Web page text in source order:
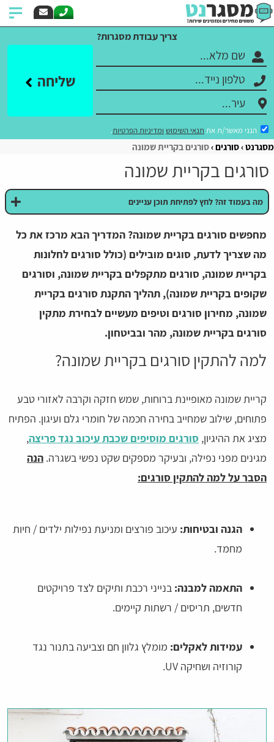
צריך עבודת מסגרות?
שליחה
הנני מאשר/ת את תנאי השימוש ומדיניות הפרטיות.
מסגרנט סורגים סורגים בקריית שמונה
סורגים בקריית שמונה
מה בעמוד זה? לחץ לפתיחת תוכן עניינים
מחפשים סורגים בקריית שמונה? המדריך הבא מרכז את כל
מה שצריך לדעת, סוגים מובילים (כולל סורגים לחלונות
בקריית שמונה, סורגים מתקפלים בקריית שמונה, וסורגים
שקופים בקריית שמונה), תהליך התקנת סורגים בקריית
שמונה, מחירון סורגים וטיפים מעשיים לבחירת מתקין
סורגים בקריית שמונה, מהר ובביטחון.
למה להתקין סורגים בקריית שמונה?
קריית שמונה מאופיינת ברוחות, שמש חזקה וקרבה לאזורי טבע
פתוחים, שילוב שמחייב בחירה חכמה של חומרי גלם ועיגון. הפתיח
מציג את ההיגיון, סורגים מוסיפים שכבת עיכוב נגד פריצה,
מגינים מפני נפילה, ובעיקר מספקים שקט נפשי בשגרה. הנה
הסבר על למה להתקין סורגים:
הגנה ובטיחות: עיכוב פורצים ומניעת נפילות ילדים / חיות
מחמד.
התאמה למבנה: בנייני רכבת ותיקים לצד פרויקטים
חדשים, תריסים / רשתות קיימים.
עמידות לאקלים: מומלץ גלוון חם וצביעה בתנור נגד
קורוזיה ושחיקה UV.